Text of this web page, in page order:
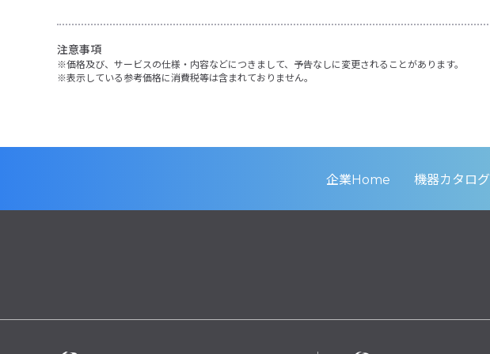
注意事項
価格及び、サービスの仕様・内容などにつきまして、予告なしに変更されることがあります。
表示している参考価格に消費税等は含まれておりません。
企業Home 機器カタログ